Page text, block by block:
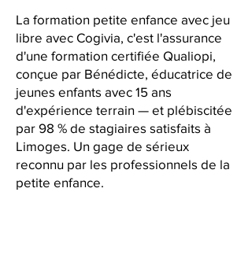
La formation petite enfance avec jeu
libre avec Cogivia, c'est l'assurance
d'une formation certifiée Qualiopi,
conçue par Bénédicte, éducatrice de
jeunes enfants avec 15 ans
d'expérience terrain — et plébiscitée
par 98 % de stagiaires satisfaits à
Limoges. Un gage de sérieux
reconnu par les professionnels de la
petite enfance.